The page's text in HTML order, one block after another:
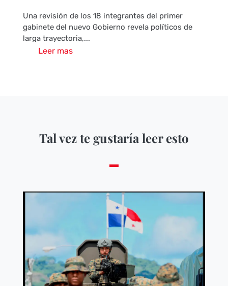
Una revisión de los 18 integrantes del primer
gabinete del nuevo Gobierno revela políticos de
larga trayectoria,...
Leer mas
Tal vez te gustaría leer esto